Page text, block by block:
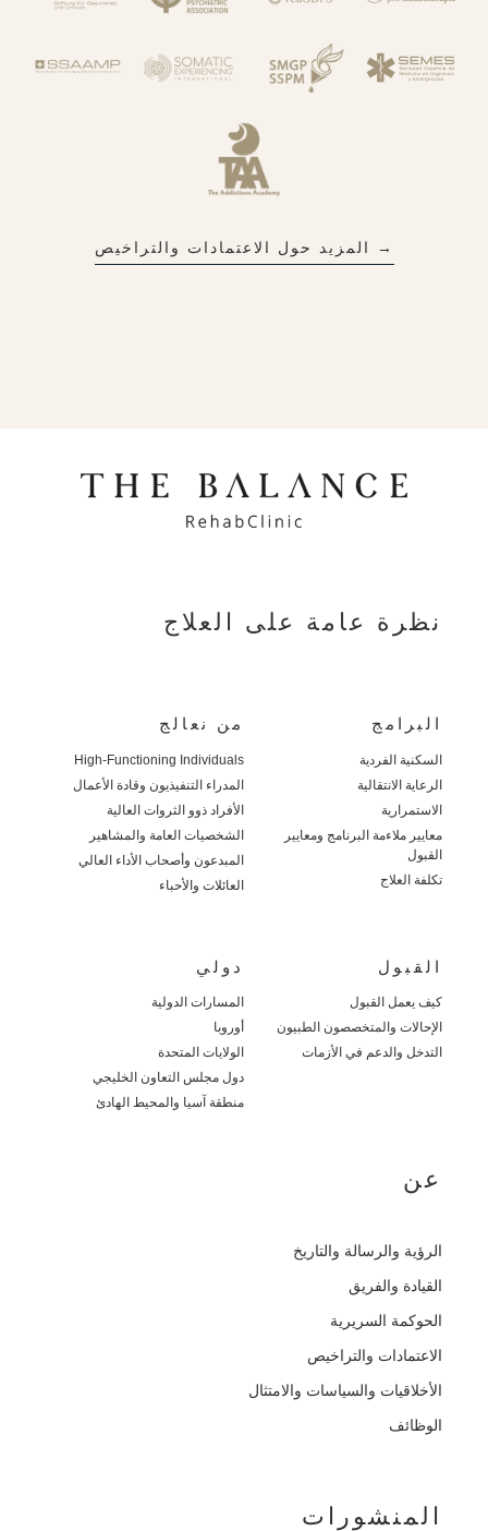
→ المزيد حول الاعتمادات والتراخيص
نظرة عامة على العلاج
البرامج
السكنية الفردية
الرعاية الانتقالية
الاستمرارية
معايير ملاءمة البرنامج ومعايير
القبول
تكلفة العلاج
من نعالج
High-Functioning Individuals
المدراء التنفيذيون وقادة الأعمال
الأفراد ذوو الثروات العالية
الشخصيات العامة والمشاهير
المبدعون وأصحاب الأداء العالي
العائلات والأحباء
القبول
كيف يعمل القبول
الإحالات والمتخصصون الطبيون
التدخل والدعم في الأزمات
دولي
المسارات الدولية
أوروبا
الولايات المتحدة
دول مجلس التعاون الخليجي
منطقة آسيا والمحيط الهادئ
عن
الرؤية والرسالة والتاريخ
القيادة والفريق
الحوكمة السريرية
الاعتمادات والتراخيص
الأخلاقيات والسياسات والامتثال
الوظائف
المنشورات